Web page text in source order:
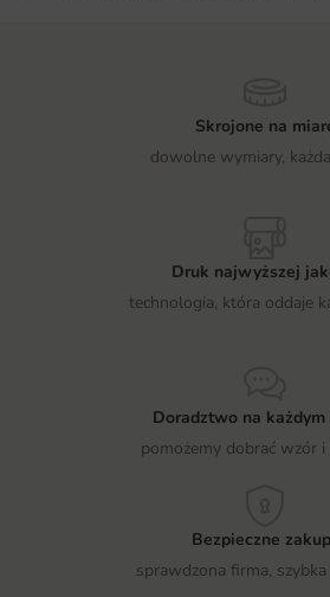
Skrojone na
dowolne wymiary,
Druk najwyższej
technologia, która oddaje
Doradztwo na każdym
pomożemy dobrać wzór i
Bezpieczne
sprawdzona firma,